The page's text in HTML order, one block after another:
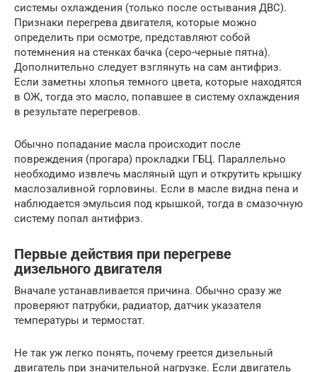
системы охлаждения (только после остывания ДВС).
Признаки перегрева двигателя, которые можно
определить при осмотре, представляют собой
потемнения на стенках бачка (серо-черные пятна).
Дополнительно следует взглянуть на сам антифриз.
Если заметны хлопья темного цвета, которые находятся
в ОЖ, тогда это масло, попавшее в систему охлаждения
в результате перегревов.
Обычно попадание масла происходит после
повреждения (прогара) прокладки ГБЦ. Параллельно
необходимо извлечь масляный щуп и открутить крышку
маслозаливной горловины. Если в масле видна пена и
наблюдается эмульсия под крышкой, тогда в смазочную
систему попал антифриз.
Первые действия при перегреве
дизельного двигателя
Вначале устанавливается причина. Обычно сразу же
проверяют патрубки, радиатор, датчик указателя
температуры и термостат.
Не так уж легко понять, почему греется дизельный
двигатель при значительной нагрузке. Если двигатель